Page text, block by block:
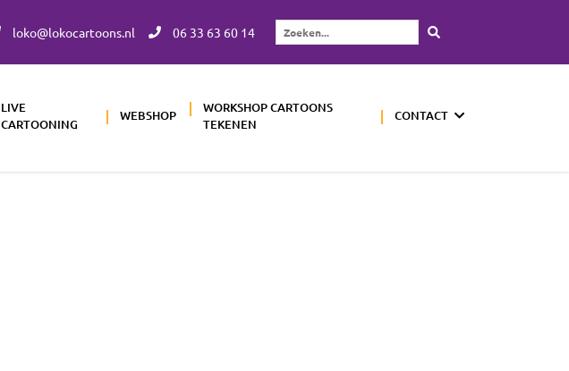
loko@lokocartoons.nl 06 33 63 60 14
Zoeken...
LIVE
CARTOONING
WEBSHOP
WORKSHOP CARTOONS
TEKENEN
CONTACT